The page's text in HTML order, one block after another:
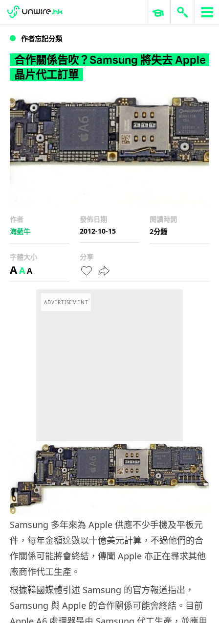
WWDC 2026 ERP 與商業 AI
作者忘記分類
合作關係告吹？Samsung 將失去 Apple
晶片代工訂單
作者
海藍牛
發佈日期
2012-10-15
閱讀時間
2分鐘
字體大小
AAA
分享
ADVERTISEMENT
Samsung 多年來為 Apple 供應不少手機及平板元
件，每年金額達數以十億美元計算，不過他們的合
作關係可能將會終結，傳聞 Apple 亦正在尋求其他
廠商作代工生產。
根據韓國媒體引述 Samsung 的官方報道指出，
Samsung 與 Apple 的合作關係可能會終結。目前